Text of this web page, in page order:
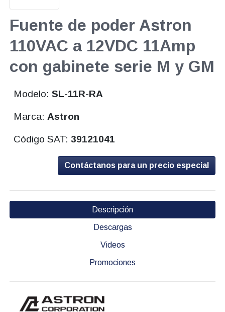
Fuente de poder Astron
110VAC a 12VDC 11Amp
con gabinete serie M y GM
Modelo:SL-11R-RA
Marca: Astron
Código SAT:39121041
Contáctanos para un precio especial
Descripción
Descargas
Videos
Promociones